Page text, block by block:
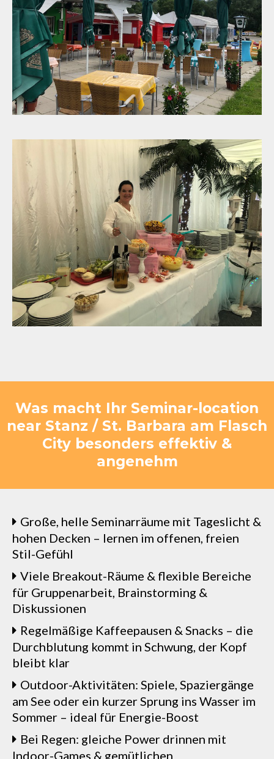
Was macht Ihr Seminar-location
near Stanz / St. Barbara am Flasch
City besonders effektiv &
angenehm
Große, helle Seminarräume mit Tageslicht &
hohen Decken – lernen im offenen, freien
Stil-Gefühl
Viele Breakout-Räume & flexible Bereiche
für Gruppenarbeit, Brainstorming &
Diskussionen
Regelmäßige Kaffeepausen & Snacks – die
Durchblutung kommt in Schwung, der Kopf
bleibt klar
Outdoor-Aktivitäten: Spiele, Spaziergänge
am See oder ein kurzer Sprung ins Wasser im
Sommer – ideal für Energie-Boost
Bei Regen: gleiche Power drinnen mit
Indoor-Games & gemütlichen